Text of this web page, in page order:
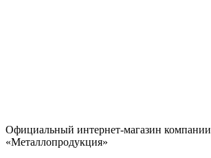
Официальный интернет-магазин компании
«Металлопродукция»